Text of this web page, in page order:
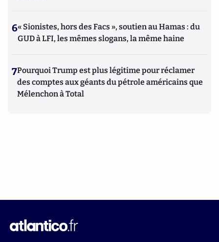
6« Sionistes, hors des Facs », soutien au Hamas : du
GUD à LFI, les mêmes slogans, la même haine
7Pourquoi Trump est plus légitime pour réclamer
des comptes aux géants du pétrole américains que
Mélenchon à Total